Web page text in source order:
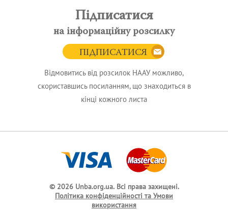
Підписатися
на інформаційну розсилку
ПІДПИСАТИСЯ
Відмовитись від розсилок НААУ можливо,
скориставшись посиланням, що знаходиться в
кінці кожного листа
© 2026 Unba.org.ua. Всі права захищені.
Політика конфіденційності та Умови
використання